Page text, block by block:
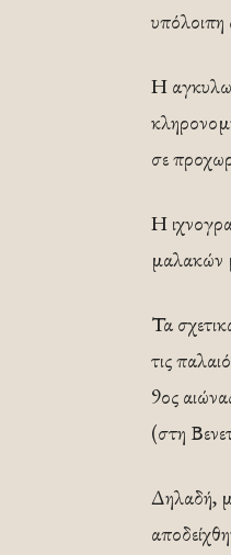
υπόλοιπη
Η
σε
Η
μαλακών
Τα
τις
9ος
(στη
Δηλαδή,